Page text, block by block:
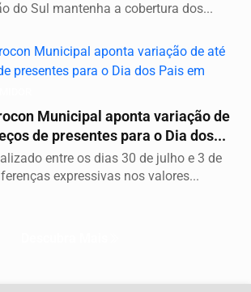
do Sul mantenha a cobertura dos...
Municipal aponta variação de
de presentes para o Dia dos...
entre os dias 30 de julho e 3 de
expressivas nos valores...